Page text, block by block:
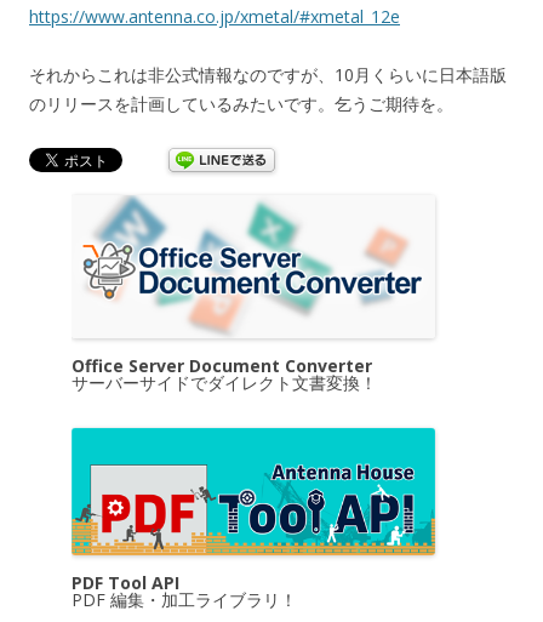
https://www.antenna.co.jp/xmetal/#xmetal_12e
それからこれは非公式情報なのですが、10月くらいに日本語版
のリリースを計画しているみたいです。乞うご期待を。
Office Server Document Converter
サーバーサイドでダイレクト文書変換！
PDF Tool API
PDF 編集・加工ライブラリ！